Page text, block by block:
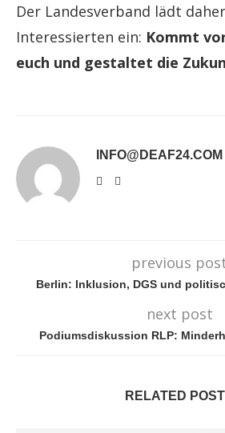
Der Landesverband lädt
Interessierten ein: Kommt
euch und gestaltet die
INFO@DEAF24.COM
previous
Berlin: Inklusion, DGS und
next post
Podiumsdiskussion RLP:
RELATED